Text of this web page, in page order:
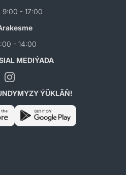
9:00 - 17:00
- 14:00
MEDIÝADA
ÝÜKLÄŇ!